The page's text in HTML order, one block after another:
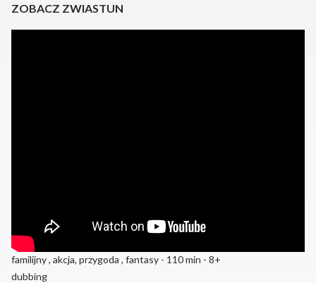
ZOBACZ ZWIASTUN
familijny , akcja, przygoda , fantasy - 110 min - 8+
dubbing